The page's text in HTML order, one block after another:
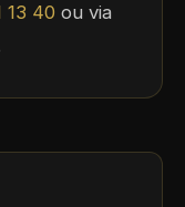
13 40 ou via